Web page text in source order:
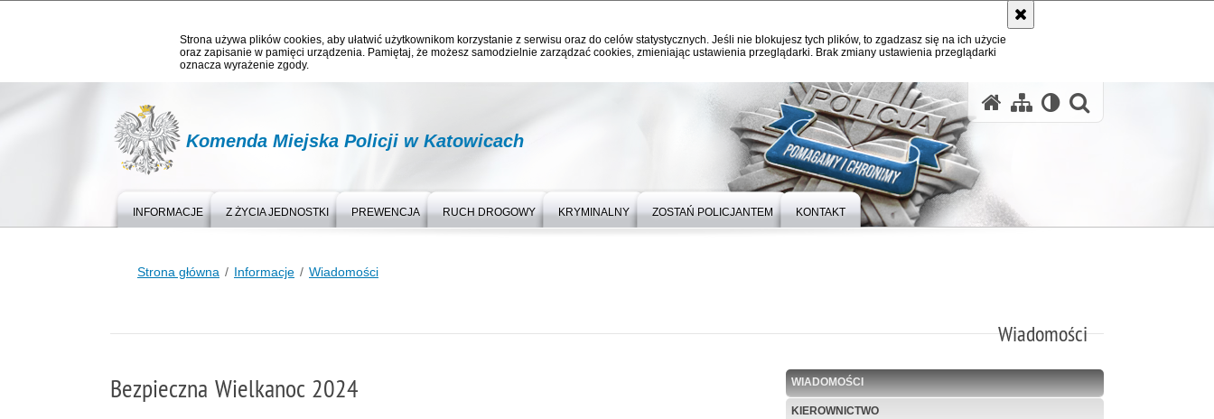
Strona używa plików cookies, aby ułatwić użytkownikom korzystanie z serwisu oraz do celów statystycznych. Jeśli nie blokujesz tych plików, to zgadzasz się na ich użycie
oraz zapisanie w pamięci urządzenia. Pamiętaj, że możesz samodzielnie zarządzać cookies, zmieniając ustawienia przeglądarki. Brak zmiany ustawienia przeglądarki
oznacza wyrażenie zgody.
Komenda Miejska Policji w Katowicach
INFORMACJE Z ŻYCIA JEDNOSTKI PREWENCJA RUCH DROGOWY KRYMINALNY ZOSTAŃ POLICJANTEM KONTAKT
Strona główna Informacje Wiadomości
Wiadomości
Bezpieczna Wielkanoc 2024 WIADOMOŚCI
KIEROWNICTWO